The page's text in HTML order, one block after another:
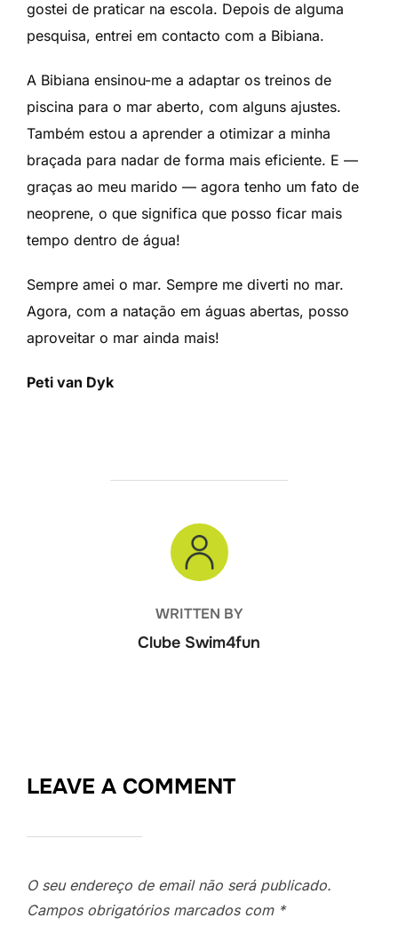
gostei de praticar na escola. Depois de alguma
pesquisa, entrei em contacto com a Bibiana.
A Bibiana ensinou-me a adaptar os treinos de
piscina para o mar aberto, com alguns ajustes.
Também estou a aprender a otimizar a minha
braçada para nadar de forma mais eficiente. E —
graças ao meu marido — agora tenho um fato de
neoprene, o que significa que posso ficar mais
tempo dentro de água!
Sempre amei o mar. Sempre me diverti no mar.
Agora, com a natação em águas abertas, posso
aproveitar o mar ainda mais!
Peti van Dyk
POST AUTHOR
WRITTEN BY
Clube Swim4fun
LEAVE A COMMENT
O seu endereço de email não será publicado.
Campos obrigatórios marcados com *